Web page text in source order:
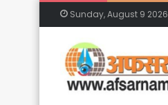
Sunday, August 9 2026